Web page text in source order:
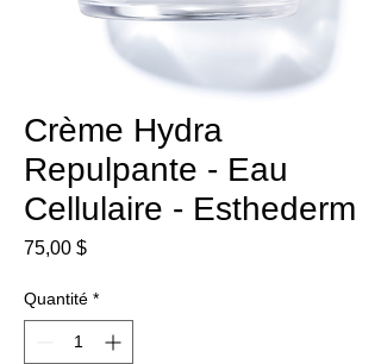
Crème Hydra
Repulpante - Eau
Cellulaire - Esthederm
75,00 $Prix
Quantité *